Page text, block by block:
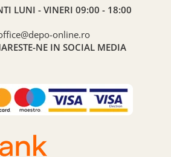
LUNI - VINERI 09:00 - 18:00
online.ro
NE IN SOCIAL MEDIA